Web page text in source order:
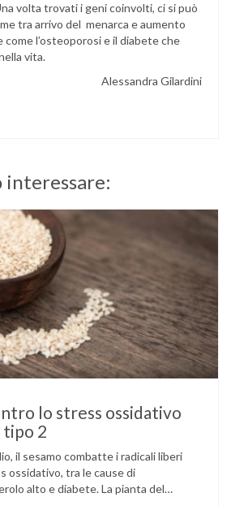
volta trovati i geni coinvolti, ci si può
tra arrivo del menarca e aumento
l’osteoporosi e il diabete che
vita.
Alessandra Gilardini
lo stress ossidativo
tipo 2
il sesamo combatte i radicali liberi
ossidativo, tra le cause di
alto e diabete. La pianta del